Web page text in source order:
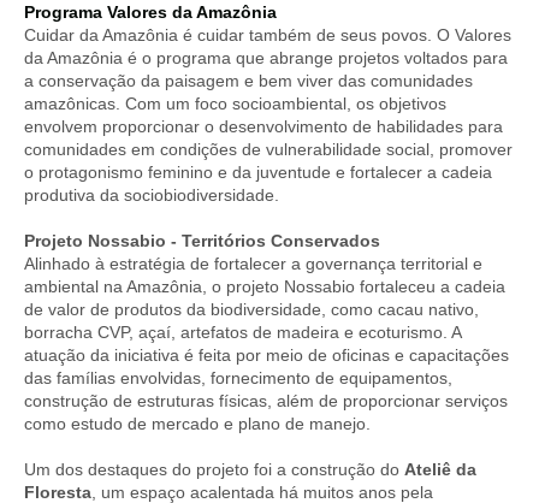
Programa Valores da Amazônia
Cuidar da Amazônia é cuidar também de seus povos. O Valores
da Amazônia é o programa que abrange projetos voltados para
a conservação da paisagem e bem viver das comunidades
amazônicas. Com um foco socioambiental, os objetivos
envolvem proporcionar o desenvolvimento de habilidades para
comunidades em condições de vulnerabilidade social, promover
o protagonismo feminino e da juventude e fortalecer a cadeia
produtiva da sociobiodiversidade.
Projeto Nossabio - Territórios Conservados
Alinhado à estratégia de fortalecer a governança territorial e
ambiental na Amazônia, o projeto Nossabio fortaleceu a cadeia
de valor de produtos da biodiversidade, como cacau nativo,
borracha CVP, açaí, artefatos de madeira e ecoturismo. A
atuação da iniciativa é feita por meio de oficinas e capacitações
das famílias envolvidas, fornecimento de equipamentos,
construção de estruturas físicas, além de proporcionar serviços
como estudo de mercado e plano de manejo.
Um dos destaques do projeto foi a construção do Ateliê da
Floresta , um espaço acalentada há muitos anos pela